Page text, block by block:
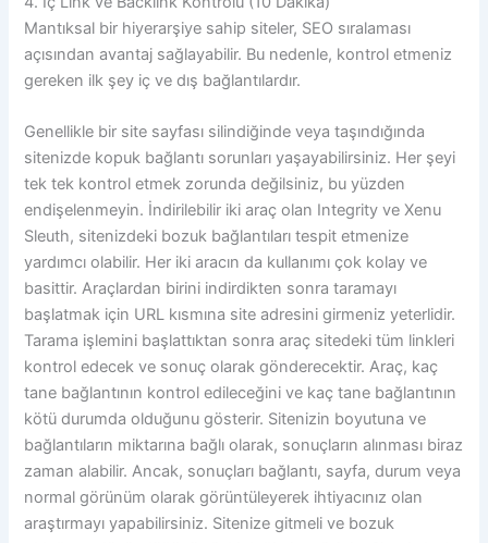
Mantıksal bir hiyerarşiye sahip siteler, SEO sıralaması
açısından avantaj sağlayabilir. Bu nedenle, kontrol etmeniz
gereken ilk şey iç ve dış bağlantılardır.
Genellikle bir site sayfası silindiğinde veya taşındığında
sitenizde kopuk bağlantı sorunları yaşayabilirsiniz. Her şeyi
tek tek kontrol etmek zorunda değilsiniz, bu yüzden
endişelenmeyin. İndirilebilir iki araç olan Integrity ve Xenu
Sleuth, sitenizdeki bozuk bağlantıları tespit etmenize
yardımcı olabilir. Her iki aracın da kullanımı çok kolay ve
basittir. Araçlardan birini indirdikten sonra taramayı
başlatmak için URL kısmına site adresini girmeniz yeterlidir.
Tarama işlemini başlattıktan sonra araç sitedeki tüm linkleri
kontrol edecek ve sonuç olarak gönderecektir. Araç, kaç
tane bağlantının kontrol edileceğini ve kaç tane bağlantının
kötü durumda olduğunu gösterir. Sitenizin boyutuna ve
bağlantıların miktarına bağlı olarak, sonuçların alınması biraz
zaman alabilir. Ancak, sonuçları bağlantı, sayfa, durum veya
normal görünüm olarak görüntüleyerek ihtiyacınız olan
araştırmayı yapabilirsiniz. Sitenize gitmeli ve bozuk